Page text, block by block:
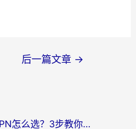
后一篇文章 →
从墨西哥回国内的VPN怎么选？3步教你无缝刷剧、玩国服游戏